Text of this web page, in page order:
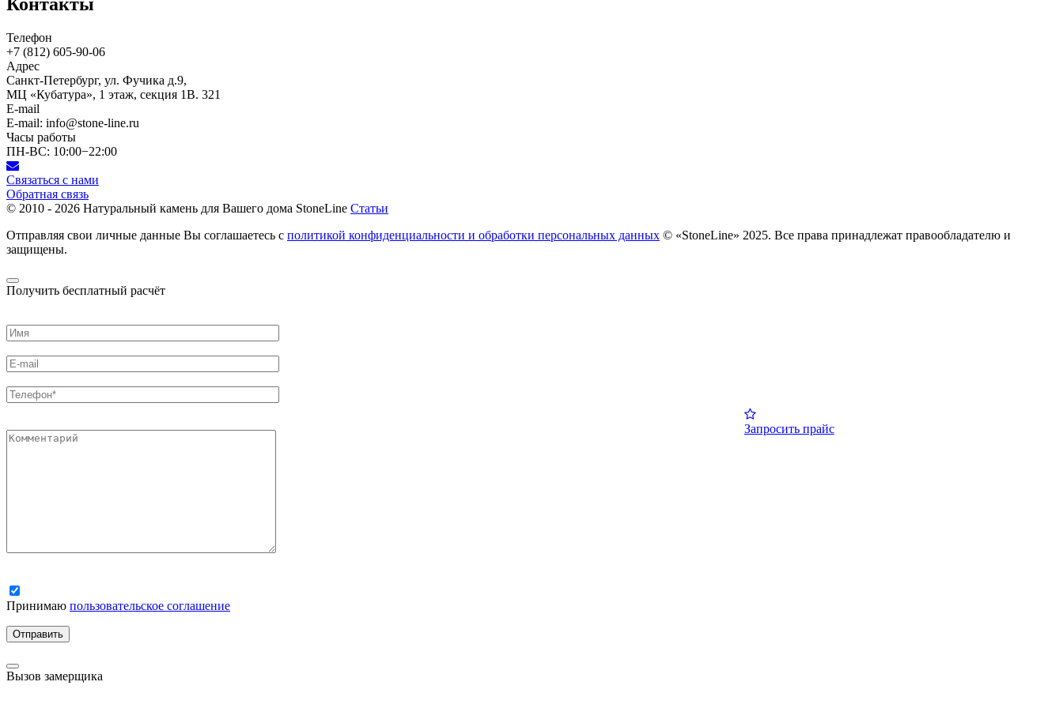
Запросить прайс
Телефон
+7 (812) 605-90-06
Адрес
Санкт-Петербург, ул. Фучика д.9,
МЦ «Кубатура», 1 этаж, секция 1В. 321
E-mail
E-mail: info@stone-line.ru
Часы работы
ПН-ВС: 10:00−22:00
Связаться с нами
Обратная связь
© 2010 - 2026 Натуральный камень для Вашего дома StoneLine Статьи
Отправляя свои личные данные Вы соглашаетесь с политикой конфиденциальности и обработки персональных данных © «StoneLine» 2025. Все права принадлежат правообладателю и
защищены.
Получить бесплатный расчёт
Принимаю пользовательское соглашение
Вызов замерщика